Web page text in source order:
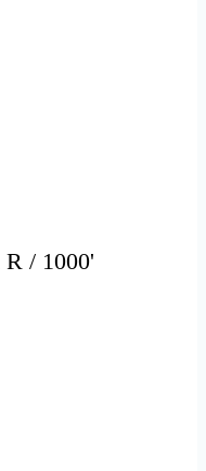
/ 1000'